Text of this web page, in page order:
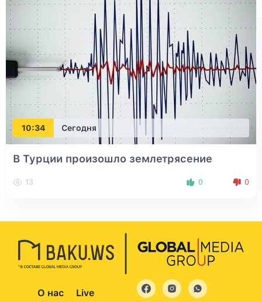
10:34 Сегодня
В Турции произошло землетрясение
13 0 0
О нас Live